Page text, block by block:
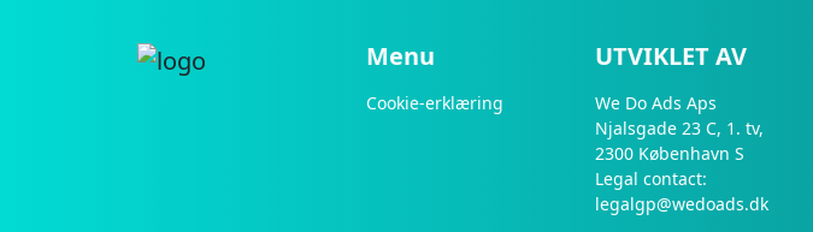
Menu
Cookie-erklæring
UTVIKLET AV
We Do Ads Aps
Njalsgade 23 C, 1. tv,
2300 København S
Legal contact:
legalgp@wedoads.dk